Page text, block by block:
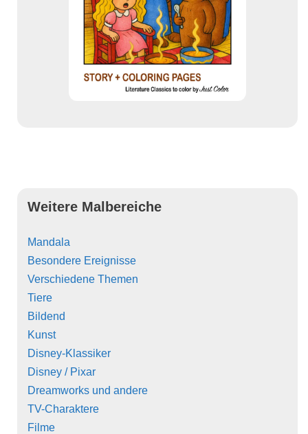
Weitere Malbereiche
Mandala
Besondere Ereignisse
Verschiedene Themen
Tiere
Bildend
Kunst
Disney-Klassiker
Disney / Pixar
Dreamworks und andere
TV-Charaktere
Filme